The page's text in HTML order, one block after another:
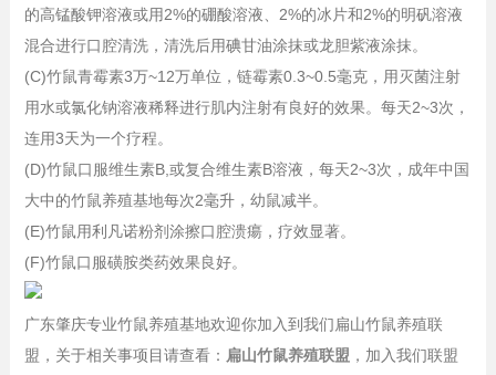
的高锰酸钾溶液或用2%的硼酸溶液、2%的冰片和2%的明矾溶液
混合进行口腔清洗，清洗后用碘甘油涂抹或龙胆紫液涂抹。
(C)竹鼠青霉素3万~12万单位，链霉素0.3~0.5毫克，用灭菌注射
用水或氯化钠溶液稀释进行肌内注射有良好的效果。每天2~3次，
连用3天为一个疗程。
(D)竹鼠口服维生素B,或复合维生素B溶液，每天2~3次，成年中国
大中的竹鼠养殖基地每次2毫升，幼鼠减半。
(E)竹鼠用利凡诺粉剂涂擦口腔溃瘍，疗效显著。
(F)竹鼠口服磺胺类药效果良好。
广东肇庆专业竹鼠养殖基地欢迎你加入到我们扁山竹鼠养殖联
盟，关于相关事项目请查看： 扁山竹鼠养殖联盟 ，加入我们联盟